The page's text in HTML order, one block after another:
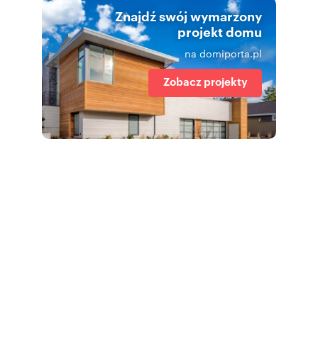
Znajdź swój wymarzony
projekt domu
na domiporta.pl
Zobacz projekty